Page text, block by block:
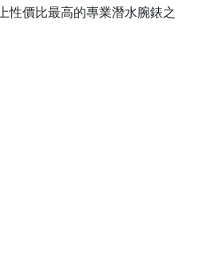
性價比最高的專業潛水腕錶之